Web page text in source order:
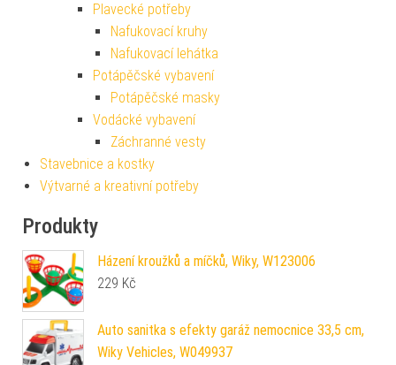
Plavecké potřeby
Nafukovací kruhy
Nafukovací lehátka
Potápěčské vybavení
Potápěčské masky
Vodácké vybavení
Záchranné vesty
Stavebnice a kostky
Výtvarné a kreativní potřeby
Produkty
Házení kroužků a míčků, Wiky, W123006
229 Kč
Auto sanitka s efekty garáž nemocnice 33,5 cm,
Wiky Vehicles, W049937